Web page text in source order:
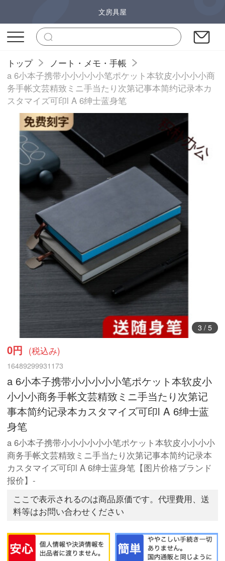
文房具屋
トップ
ノート・メモ・手帳
a 6小本子携带小小小小小笔ポケット本软皮小小小小商
务手帐文芸精致ミニ手当たり次第记事本简约记录本カ
スタマイズ可印l A 6绅士蓝身笔
3/ 5
0円 (税込み)
16489299931173
a 6小本子携带小小小小小笔ポケット本软皮小
小小小商务手帐文芸精致ミニ手当たり次第记
事本简约记录本カスタマイズ可印l A 6绅士蓝
身笔
a 6小本子携带小小小小小小笔ポケット本软皮小小小小
商务手帐文芸精致ミニ手当たり次第记事本简约记录本
カスタマイズ可印l A 6绅士蓝身笔【图片价格ブランド
报价】-
ここで表示されるのは商品原価です。代理費用、送
料等はお問い合わせください